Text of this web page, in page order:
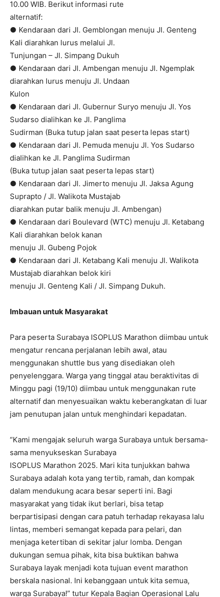
10.00 WIB. Berikut informasi rute
alternatif:
● Kendaraan dari Jl. Gemblongan menuju Jl. Genteng
Kali diarahkan lurus melalui Jl.
Tunjungan – Jl. Simpang Dukuh
● Kendaraan dari Jl. Ambengan menuju Jl. Ngemplak
diarahkan lurus menuju Jl. Undaan
Kulon
● Kendaraan dari Jl. Gubernur Suryo menuju Jl. Yos
Sudarso dialihkan ke Jl. Panglima
Sudirman (Buka tutup jalan saat peserta lepas start)
● Kendaraan dari Jl. Pemuda menuju Jl. Yos Sudarso
dialihkan ke Jl. Panglima Sudirman
(Buka tutup jalan saat peserta lepas start)
● Kendaraan dari Jl. Jimerto menuju Jl. Jaksa Agung
Suprapto / Jl. Walikota Mustajab
diarahkan putar balik menuju Jl. Ambengan)
● Kendaraan dari Boulevard (WTC) menuju Jl. Ketabang
Kali diarahkan belok kanan
menuju Jl. Gubeng Pojok
● Kendaraan dari Jl. Ketabang Kali menuju Jl. Walikota
Mustajab diarahkan belok kiri
menuju Jl. Genteng Kali / Jl. Simpang Dukuh.
Imbauan untuk Masyarakat
Para peserta Surabaya ISOPLUS Marathon diimbau untuk
mengatur rencana perjalanan lebih awal, atau
menggunakan shuttle bus yang disediakan oleh
penyelenggara. Warga yang tinggal atau beraktivitas di
Minggu pagi (19/10) diimbau untuk menggunakan rute
alternatif dan menyesuaikan waktu keberangkatan di luar
jam penutupan jalan untuk menghindari kepadatan.
“Kami mengajak seluruh warga Surabaya untuk bersama-
sama menyukseskan Surabaya
ISOPLUS Marathon 2025. Mari kita tunjukkan bahwa
Surabaya adalah kota yang tertib, ramah, dan kompak
dalam mendukung acara besar seperti ini. Bagi
masyarakat yang tidak ikut berlari, bisa tetap
berpartisipasi dengan cara patuh terhadap rekayasa lalu
lintas, memberi semangat kepada para pelari, dan
menjaga ketertiban di sekitar jalur lomba. Dengan
dukungan semua pihak, kita bisa buktikan bahwa
Surabaya layak menjadi kota tujuan event marathon
berskala nasional. Ini kebanggaan untuk kita semua,
warga Surabaya!” tutur Kepala Bagian Operasional Lalu